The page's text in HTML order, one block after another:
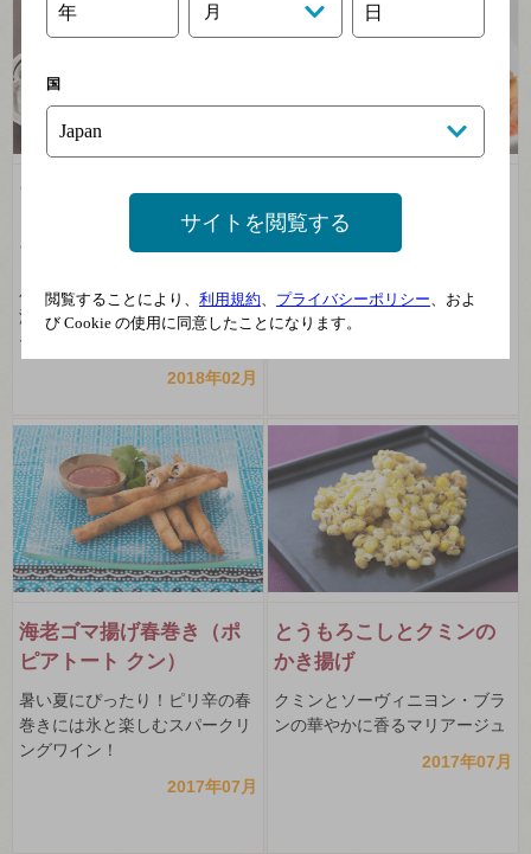
ブルーチーズとクランベ
リーとチョコレートのス
プリングロール
バレンタインデーにおすすめ！
濃い旨ワインとチョコのマリア
ージュ
2018年02月
さんまのトマト煮込み
噛むほどに滋味が溢れるさんま
とイタリア赤ワインのマリアー
海老ゴマ揚げ春巻き（ポ
ピアトート クン）
暑い夏にぴったり！ピリ辛の春
巻きには氷と楽しむスパークリ
ングワイン！
2017年07月
とうもろこしとクミンの
かき揚げ
クミンとソーヴィニヨン・ブラ
ンの華やかに香るマリアージュ
2017年07月
年 月 日
国
サイトを閲覧する
閲覧することにより、 利用規約、 プライバシーポリシー、およ
び Cookie の使用に同意したことになります。